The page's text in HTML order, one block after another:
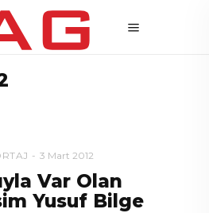
3 Mart 2012
Var Olan
Yusuf Bilge